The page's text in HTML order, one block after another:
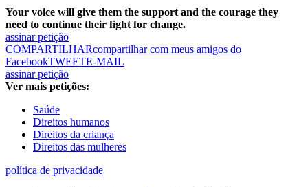
Your voice will give them the support and the courage they
need to continue their fight for change.
assinar petição
COMPARTILHARcompartilhar com meus amigos do
FacebookTWEETE-MAIL
assinar petição
Ver mais petições:
Saúde
Direitos humanos
Direitos da criança
Direitos das mulheres
política de privacidade